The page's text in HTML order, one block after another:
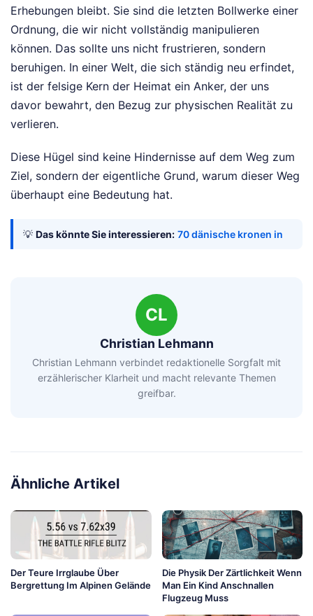
Erhebungen bleibt. Sie sind die letzten Bollwerke einer
Ordnung, die wir nicht vollständig manipulieren
können. Das sollte uns nicht frustrieren, sondern
beruhigen. In einer Welt, die sich ständig neu erfindet,
ist der felsige Kern der Heimat ein Anker, der uns
davor bewahrt, den Bezug zur physischen Realität zu
verlieren.
Diese Hügel sind keine Hindernisse auf dem Weg zum
Ziel, sondern der eigentliche Grund, warum dieser Weg
überhaupt eine Bedeutung hat.
💡 Das könnte Sie interessieren: 70 dänische kronen in
CL
Christian Lehmann
Christian Lehmann verbindet redaktionelle Sorgfalt mit
erzählerischer Klarheit und macht relevante Themen
greifbar.
Ähnliche Artikel
Der Teure Irrglaube Über
Bergrettung Im Alpinen Gelände
Die Physik Der Zärtlichkeit Wenn
Man Ein Kind Anschnallen
Flugzeug Muss